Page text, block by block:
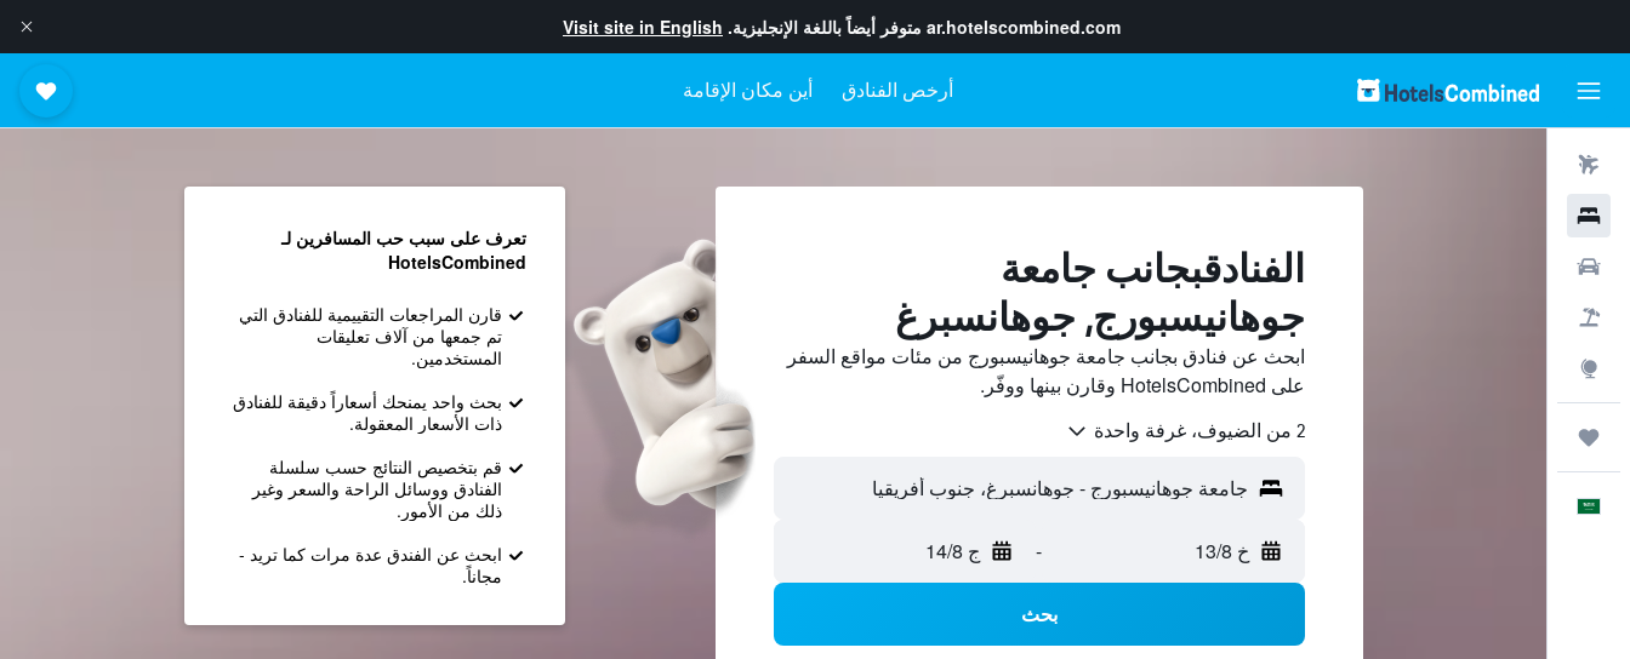
ar.hotelscombined.com متوفر أيضاً باللغة الإنجليزية. Visit site in English
أرخص الفنادق أين مكان الإقامة
الفنادقبجانب جامعة
جوهانيسبورج, جوهانسبرغ
ابحث عن فنادق بجانب جامعة جوهانيسبورج من مئات مواقع السفر
على HotelsCombined وقارن بينها ووفّر.
2 من الضيوف، غرفة واحدة
خ 13/8 - ج 14/8
بحث
تعرف على سبب حب المسافرين لـ
HotelsCombined
قارن المراجعات التقييمية للفنادق التي
تم جمعها من آلاف تعليقات
المستخدمين.
بحث واحد يمنحك أسعاراً دقيقة للفنادق
ذات الأسعار المعقولة.
قم بتخصيص النتائج حسب سلسلة
الفنادق ووسائل الراحة والسعر وغير
ذلك من الأمور.
ابحث عن الفندق عدة مرات كما تريد -
مجاناً.